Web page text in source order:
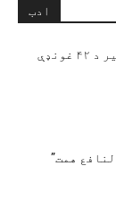
ادب
د افغان ښځو انلاین ادبي بهیر د ۴۲ غونډې
همت”